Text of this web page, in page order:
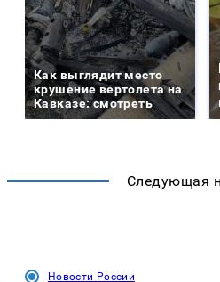
Как выглядит место
крушение вертолета на
Кавказе: смотреть
Следующая
Новости России